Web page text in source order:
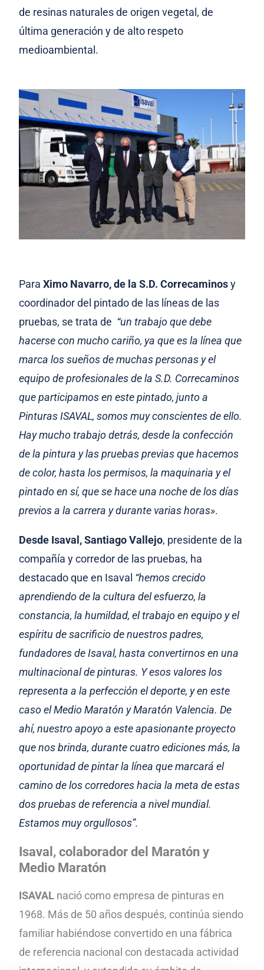
de resinas naturales de origen vegetal, de
última generación y de alto respeto
medioambiental.
ParaXimo Navarro, de la S.D. Correcaminosy
coordinador del pintado de las líneas de las
pruebas, se trata de “un trabajo que debe
hacerse con mucho cariño, ya que es la línea que
marca los sueños de muchas personas y el
equipo de profesionales de la S.D. Correcaminos
que participamos en este pintado, junto a
Pinturas ISAVAL, somos muy conscientes de ello.
Hay mucho trabajo detrás, desde la confección
de la pintura y las pruebas previas que hacemos
de color, hasta los permisos, la maquinaria y el
pintado en sí, que se hace una noche de los días
previos a la carrera y durante varias horas».
Desde Isaval, Santiago Vallejo, presidente de la
compañía y corredor de las pruebas, ha
destacado que en Isaval “hemos crecido
aprendiendo de la cultura del esfuerzo, la
constancia, la humildad, el trabajo en equipo y el
espíritu de sacrificio de nuestros padres,
fundadores de Isaval, hasta convertirnos en una
multinacional de pinturas. Y esos valores los
representa a la perfección el deporte, y en este
caso el Medio Maratón y Maratón Valencia. De
ahí, nuestro apoyo a este apasionante proyecto
que nos brinda, durante cuatro ediciones más, la
oportunidad de pintar la línea que marcará el
camino de los corredores hacia la meta de estas
dos pruebas de referencia a nivel mundial.
Estamos muy orgullosos”.
Isaval, colaborador del Maratón y
Medio Maratón
ISAVAL nació como empresa de pinturas en
1968. Más de 50 años después, continúa siendo
familiar habiéndose convertido en una fábrica
de referencia nacional con destacada actividad